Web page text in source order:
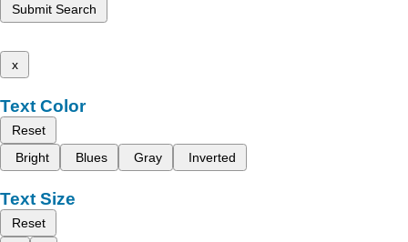
Submit Search
x
Text Color
Reset
Bright
Blues Gray Inverted
Text Size
Reset